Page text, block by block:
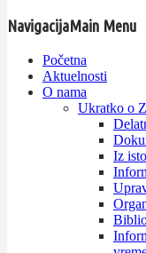
NavigacijaMain Menu
Početna
Aktuelnosti
O nama
Ukratko o
Iz